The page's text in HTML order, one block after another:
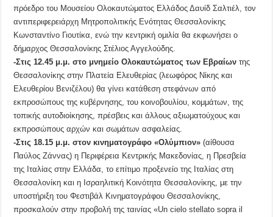
πρόεδρο του Μουσείου Ολοκαυτώματος Ελλάδος Δαυίδ Σαλτιέλ, τον
αντιπεριφερειάρχη Μητροπολιτικής Ενότητας Θεσσαλονίκης
Κωνσταντίνο Γιουτίκα, ενώ την κεντρική ομιλία θα εκφωνήσει ο
δήμαρχος Θεσσαλονίκης Στέλιος Αγγελούδης.
-Στις 12.45 μ.μ. στο μνημείο Ολοκαυτώματος των Εβραίων της
Θεσσαλονίκης στην Πλατεία Ελευθερίας (λεωφόρος Νίκης και
Ελευθερίου Βενιζέλου) θα γίνει κατάθεση στεφάνων από
εκπροσώπους της κυβέρνησης, του κοινοβουλίου, κομμάτων, της
τοπικής αυτοδιοίκησης, πρέσβεις και άλλους αξιωματούχους και
εκπροσώπους αρχών και σωμάτων ασφαλείας.
-Στις 18.15 μ.μ. στον κινηματογράφο «Ολύμπιον» (αίθουσα
Παύλος Ζάννας) η Περιφέρεια Κεντρικής Μακεδονίας, η Πρεσβεία
της Ιταλίας στην Ελλάδα, το επίτιμο προξενείο της Ιταλίας στη
Θεσσαλονίκη και η Ισραηλιτική Κοινότητα Θεσσαλονίκης, με την
υποστήριξη του Φεστιβάλ Κινηματογράφου Θεσσαλονίκης,
προσκαλούν στην προβολή της ταινίας «Un cielo stellato sopra il